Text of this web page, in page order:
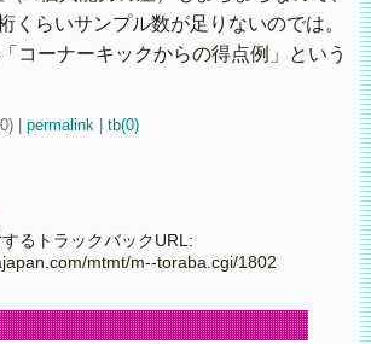
くらいサンプル数が足りないのでは。
コーナーキックからの得点例」という
permalink| tb(0)
るトラックバックURL:
mtmt/m--toraba.cgi/1802